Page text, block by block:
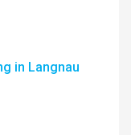
in Langnau